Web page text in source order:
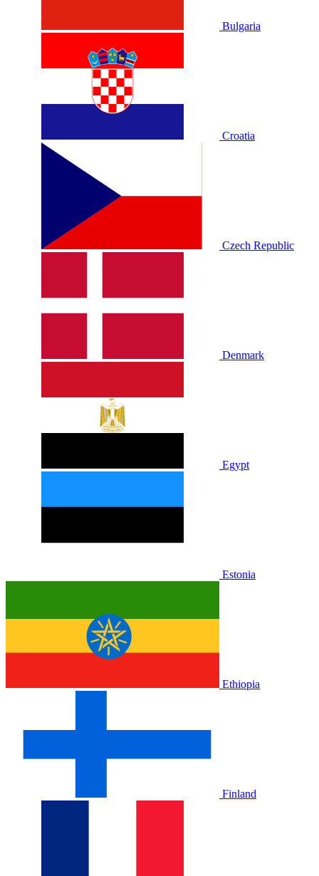
Bulgaria
Croatia
Czech Republic
Denmark
Egypt
Estonia
Ethiopia
Finland